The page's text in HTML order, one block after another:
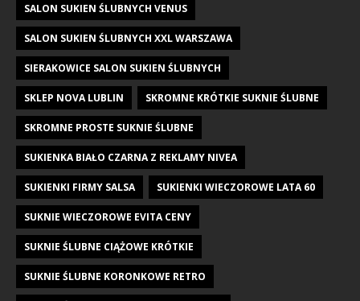
SALON SUKIEN ŚLUBNYCH VENUS
SALON SUKIEN ŚLUBNYCH XXL WARSZAWA
SIERAKOWICE SALON SUKIEN ŚLUBNYCH
SKLEP NOVA LUBLIN SKROMNE KRÓTKIE SUKNIE ŚLUBNE
SKROMNE PROSTE SUKNIE ŚLUBNE
SUKIENKA BIAŁO CZARNA Z REKLAMY NIVEA
SUKIENKI FIRMY SALSA SUKIENKI WIECZOROWE LATA 60
SUKNIE WIECZOROWE EVITA CENY
SUKNIE ŚLUBNE CIĄŻOWE KRÓTKIE
SUKNIE ŚLUBNE KORONKOWE RETRO